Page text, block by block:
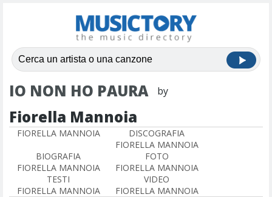
IO NON HO PAURA by
Fiorella Mannoia
FIORELLA MANNOIA
DISCOGRAFIA
FIORELLA MANNOIA
BIOGRAFIA
FIORELLA MANNOIA
FOTO
FIORELLA MANNOIA
TESTI
FIORELLA MANNOIA
VIDEO
FIORELLA MANNOIA